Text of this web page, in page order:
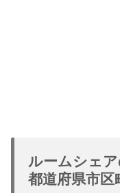
ルームシェ
都道府県市